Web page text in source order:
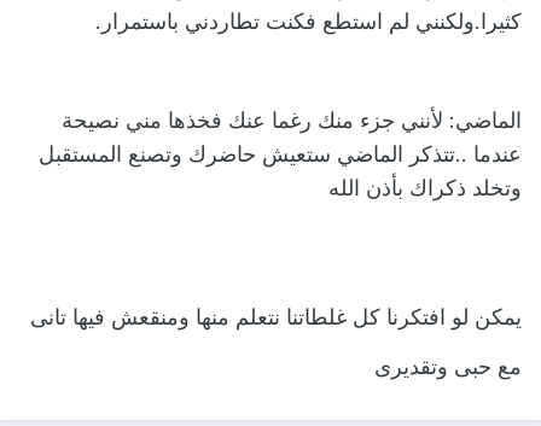
كثيرا.ولكنني لم استطع فكنت تطاردني باستمرار.
الماضي: لأنني جزء منك رغما عنك فخذها مني نصيحة
عندما ..تتذكر الماضي ستعيش حاضرك وتصنع المستقبل
وتخلد ذكراك بأذن الله
يمكن لو افتكرنا كل غلطاتنا نتعلم منها ومنقعش فيها تانى
مع حبى وتقديرى